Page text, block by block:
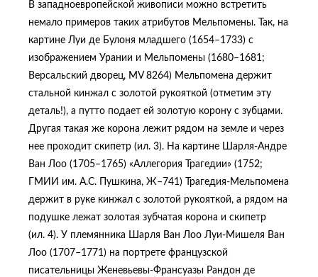
В западноевропейской живописи можно встретить
немало примеров таких атрибутов Мельпомены. Так, на
картине Луи де Булоня младшего (1654–1733) с
изображением Урании и Мельпомены (1680–1681;
Версальский дворец, MV 8264) Мельпомена держит
стальной кинжал с золотой рукояткой (отметим эту
деталь!), а путто подает ей золотую корону с зубцами.
Другая такая же корона лежит рядом на земле и через
нее проходит скипетр (ил. 3). На картине Шарля-Андре
Ван Лоо (1705–1765) «Аллегория Трагедии» (1752;
ГМИИ им. А.С. Пушкина, Ж–741) Трагедия-Мельпомена
держит в руке кинжал с золотой рукояткой, а рядом на
подушке лежат золотая зубчатая корона и скипетр
(ил. 4). У племянника Шарля Ван Лоо Луи-Мишеля Ван
Лоо (1707–1771) на портрете французской
писательницы Женевьевы-Франсуазы Рандон де